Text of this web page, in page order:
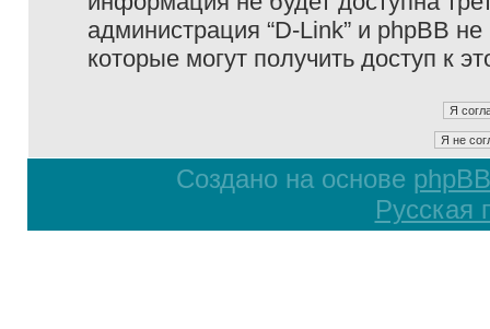
администрация “D-Link” и phpBB
которые могут получить доступ к
Создано на основе phpBB
Русская